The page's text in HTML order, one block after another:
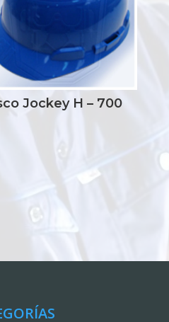
Jockey H – 700